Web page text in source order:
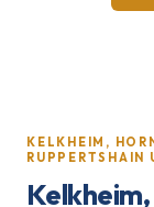
KELKHEIM,
RUPPERTSHAIN